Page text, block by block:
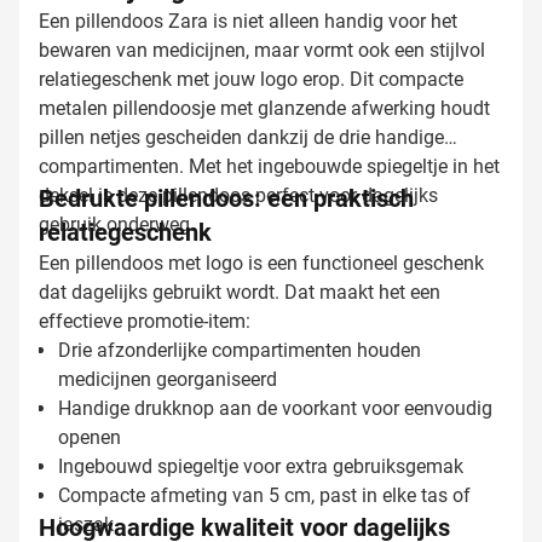
Een pillendoos Zara is niet alleen handig voor het
bewaren van medicijnen, maar vormt ook een stijlvol
relatiegeschenk met jouw logo erop. Dit compacte
metalen pillendoosje met glanzende afwerking houdt
pillen netjes gescheiden dankzij de drie handige
compartimenten. Met het ingebouwde spiegeltje in het
deksel is deze pillendoos perfect voor dagelijks
gebruik onderweg.
Bedrukte pillendoos: een praktisch
relatiegeschenk
Een pillendoos met logo is een functioneel geschenk
dat dagelijks gebruikt wordt. Dat maakt het een
effectieve promotie-item:
Drie afzonderlijke compartimenten houden
medicijnen georganiseerd
Handige drukknop aan de voorkant voor eenvoudig
openen
Ingebouwd spiegeltje voor extra gebruiksgemak
Compacte afmeting van 5 cm, past in elke tas of
jaszak
Hoogwaardige kwaliteit voor dagelijks